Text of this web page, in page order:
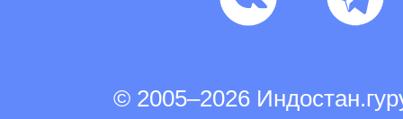
© 2005–2026